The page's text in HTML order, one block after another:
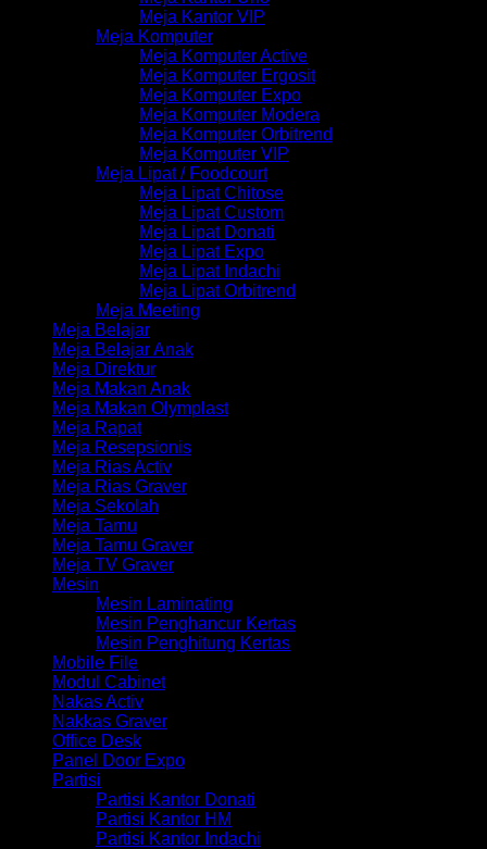
Meja Kantor VIP
Meja Komputer
Meja Komputer Active
Meja Komputer Ergosit
Meja Komputer Expo
Meja Komputer Modera
Meja Komputer Orbitrend
Meja Komputer VIP
Meja Lipat / Foodcourt
Meja Lipat Chitose
Meja Lipat Custom
Meja Lipat Donati
Meja Lipat Expo
Meja Lipat Indachi
Meja Lipat Orbitrend
Meja Meeting
Meja Belajar
Meja Belajar Anak
Meja Direktur
Meja Makan Anak
Meja Makan Olymplast
Meja Rapat
Meja Resepsionis
Meja Rias Activ
Meja Rias Graver
Meja Sekolah
Meja Tamu
Meja Tamu Graver
Meja TV Graver
Mesin
Mesin Laminating
Mesin Penghancur Kertas
Mesin Penghitung Kertas
Mobile File
Modul Cabinet
Nakas Activ
Nakkas Graver
Office Desk
Panel Door Expo
Partisi
Partisi Kantor Donati
Partisi Kantor HM
Partisi Kantor Indachi